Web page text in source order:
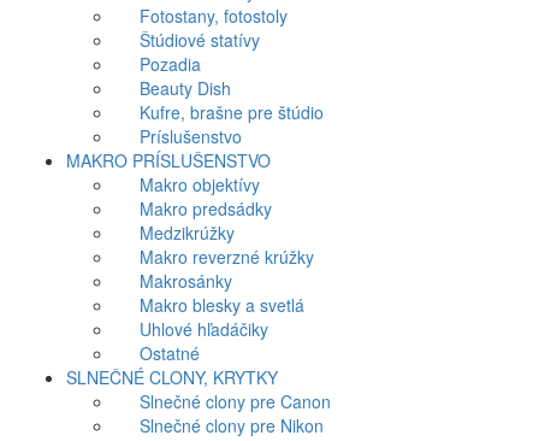
Fotostany, fotostoly
Štúdiové statívy
Pozadia
Beauty Dish
Kufre, brašne pre štúdio
Príslušenstvo
MAKRO PRÍSLUŠENSTVO
Makro objektívy
Makro predsádky
Medzikrúžky
Makro reverzné krúžky
Makrosánky
Makro blesky a svetlá
Uhlové hľadáčiky
Ostatné
SLNEČNÉ CLONY, KRYTKY
Slnečné clony pre Canon
Slnečné clony pre Nikon